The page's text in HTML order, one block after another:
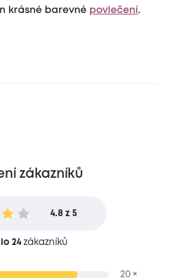
krásné barevné povlečení.
zákazníků
4.8 z 5
24 zákazníků
20 ×